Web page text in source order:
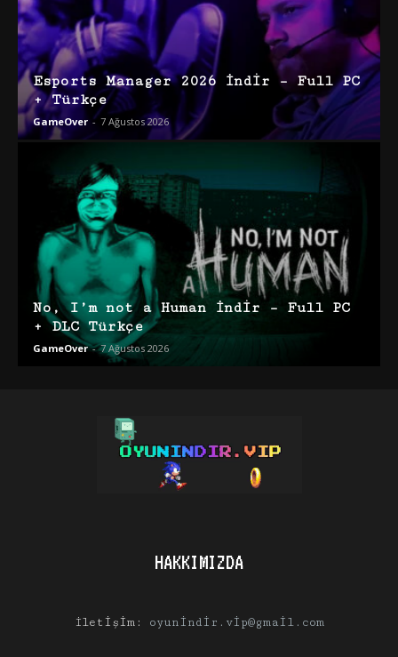
Esports Manager 2026 İndir – Full PC
+ Türkçe
GameOver - 7 Ağustos 2026
No, I’m not a Human İndir – Full PC
+ DLC Türkçe
GameOver - 7 Ağustos 2026
HAKKIMIZDA
İletişim: oyunindir.vip@gmail.com